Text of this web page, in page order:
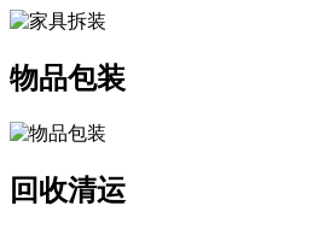
物品包装
回收清运